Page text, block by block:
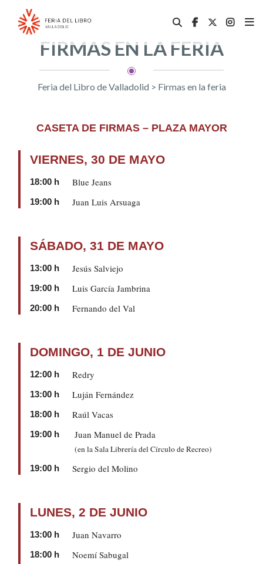
FIRMAS EN LA FERIA
Feria del Libro de Valladolid > Firmas en la feria
CASETA DE FIRMAS – PLAZA MAYOR
VIERNES, 30 DE MAYO
18:00 h Blue Jeans
19:00 h Juan Luis Arsuaga
SÁBADO, 31 DE MAYO
13:00 h Jesús Salviejo
19:00 h Luis García Jambrina
20:00 h Fernando del Val
DOMINGO, 1 DE JUNIO
12:00 h Redry
13:00 h Luján Fernández
18:00 h Raúl Vacas
19:00 h Juan Manuel de Prada
(en la Sala Librería del Círculo de Recreo)
19:00 h Sergio del Molino
LUNES, 2 DE JUNIO
13:00 h Juan Navarro
18:00 h Noemí Sabugal